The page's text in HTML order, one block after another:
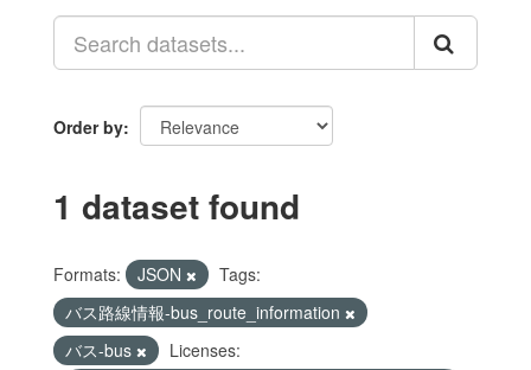
Order by
1 dataset found
Formats: JSON
Tags:
バス路線情報-bus_route_information
バス-bus
Licenses: